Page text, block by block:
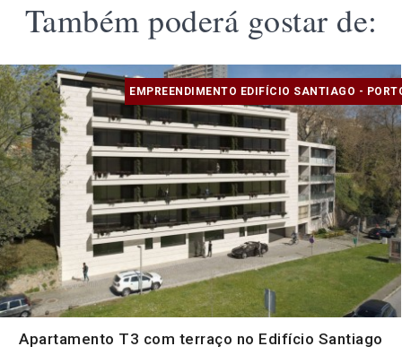
Também poderá gostar de:
EMPREENDIMENTO EDIFÍCIO SANTIAGO -
Apartamento T3 com terraço no Edifício Santiago